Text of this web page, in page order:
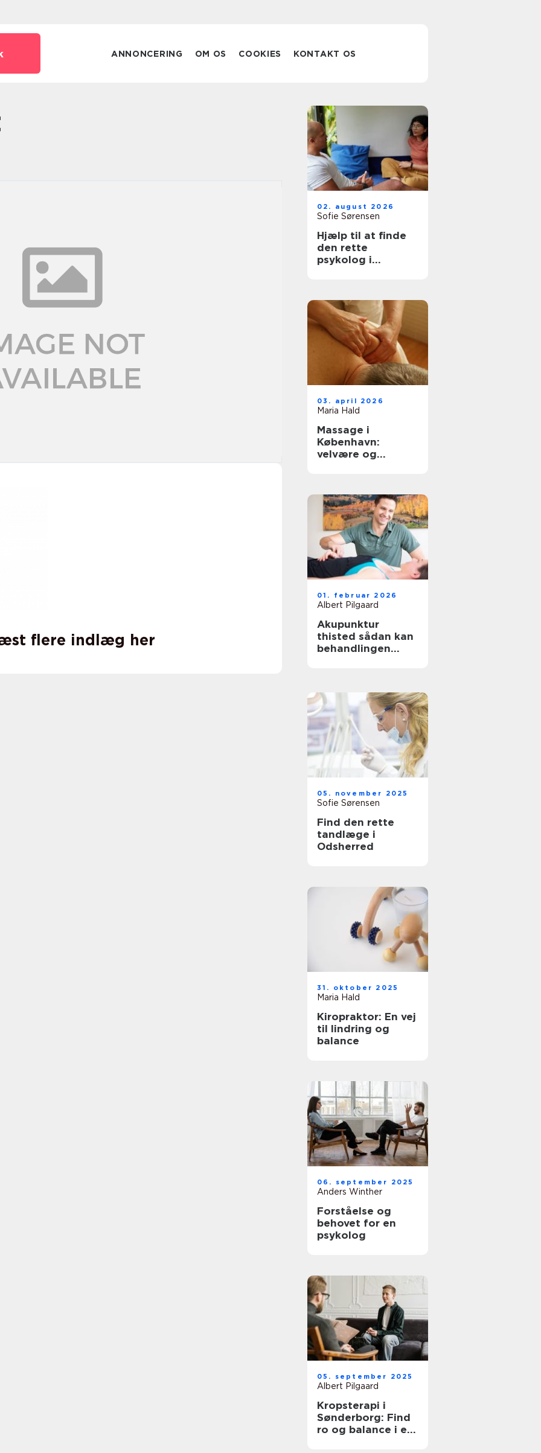
ANNONCERING OM OS COOKIES KONTAKT OS
flere indlæg her
02. august 2026
Sofie Sørensen
Hjælp til at finde
den rette
psykolog i
03. april 2026
Maria Hald
Massage i
København:
velvære og
01. februar 2026
Albert Pilgaard
Akupunktur
thisted sådan kan
behandlingen
05. november 2025
Sofie Sørensen
Find den rette
tandlæge i
Odsherred
31. oktober 2025
Maria Hald
Kiropraktor: En vej
til lindring og
balance
06. september 2025
Anders Winther
Forståelse og
behovet for en
psykolog
05. september 2025
Albert Pilgaard
Kropsterapi i
Sønderborg: Find
ro og balance i en